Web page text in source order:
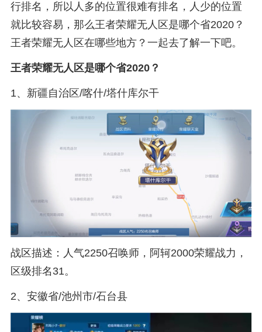
行排名，所以人多的位置很难有排名，人少的位置
就比较容易，那么王者荣耀无人区是哪个省2020？
王者荣耀无人区在哪些地方？一起去了解一下吧。
王者荣耀无人区是哪个省2020？
1、新疆自治区/喀什/塔什库尔干
战区描述：人气2250召唤师，阿轲2000荣耀战力，
区级排名31。
2、安徽省/池州市/石台县